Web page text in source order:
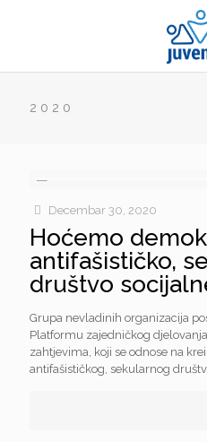
2020
Decembar 30, 2020
Hoćemo
antifašističko,
društvo
Grupa nevladinih organizacija
Platformu zajedničkog
zahtjevima, koji se odnose na
antifašističkog, sekularnog